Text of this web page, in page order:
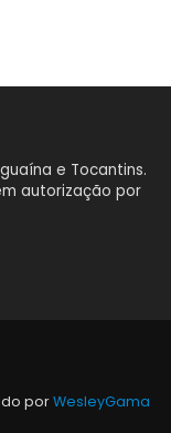
e Tocantins.
autorização por
porWesleyGama